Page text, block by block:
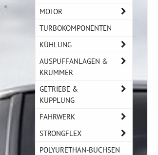
MOTOR
TURBOKOMPONENTEN
KÜHLUNG
AUSPUFFANLAGEN &
KRÜMMER
GETRIEBE &
KUPPLUNG
FAHRWERK
STRONGFLEX
POLYURETHAN-BUCHSEN